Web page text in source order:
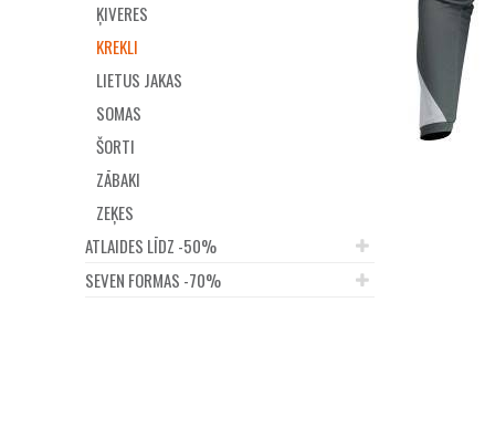
ĶIVERES
KREKLI
LIETUS JAKAS
SOMAS
ŠORTI
ZĀBAKI
ZEĶES
ATLAIDES LĪDZ -50%
SEVEN FORMAS -70%